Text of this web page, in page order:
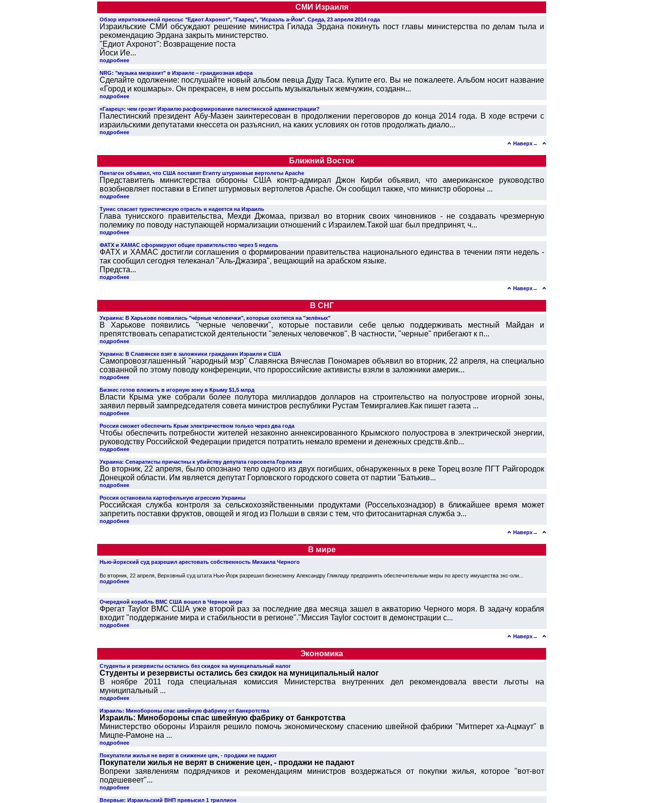
СМИ Израиля
Обзор ивритоязычной прессы: "Едиот Ахронот", "Гаарец", "Исраэль а-Йом". Среда, 23 апреля 2014 года
Израильские СМИ обсуждают решение министра Гилада Эрдана покинуть пост главы министерства по делам тыла и
рекомендацию Эрдана закрыть министерство.
"Едиот Ахронот": Возвращение поста
Йоси Ие...
подробнее
NRG: "музыка мизрахит" в Израиле – грандиозная афера
Сделайте одолжение: послушайте новый альбом певца Дуду Таса. Купите его. Вы не пожалеете. Альбом носит название
«Город и кошмары». Он прекрасен, в нем россыпь музыкальных жемчужин, созданн...
подробнее
«Гаарец»: чем грозит Израилю расформирование палестинской администрации?
Палестинский президент Абу-Мазен заинтересован в продолжении переговоров до конца 2014 года. В ходе встречи с
израильскими депутатами кнессета он разъяснил, на каких условиях он готов продолжать диало...
подробнее
Наверх→
Ближний Восток
Пентагон объявил, что США поставят Египту штурмовые вертолеты Apache
Представитель министерства обороны США контр-адмирал Джон Кирби объявил, что американское руководство
возобновляет поставки в Египет штурмовых вертолетов Apache. Он сообщил также, что министр обороны ...
подробнее
Тунис спасает туристическую отрасль и надеется на Израиль
Глава тунисского правительства, Мехди Джомаа, призвал во вторник своих чиновников - не создавать чрезмерную
полемику по поводу наступающей нормализации отношений с Израилем.Такой шаг был предпринят, ч...
подробнее
ФАТХ и ХАМАС сформируют общее правительство через 5 недель
ФАТХ и ХАМАС достигли соглашения о формировании правительства национального единства в течении пяти недель -
так сообщил сегодня телеканал "Аль-Джазира", вещающий на арабском языке.
Предста...
подробнее
Наверх→
В СНГ
Украина: В Харькове появились "чёрные человечки", которые охотятся на "зелёных"
В Харькове появились "черные человечки", которые поставили себе целью поддерживать местный Майдан и
препятствовать сепаратистской деятельности "зеленых человечков". В частности, "черные" прибегают к п...
подробнее
Украина: В Славянске взят в заложники гражданин Израиля и США
Cамопровозглашенный "народный мэр" Славянска Вячеслав Пономарев объявил во вторник, 22 апреля, на специально
созванной по этому поводу конференции, что пророссийские активисты взяли в заложники америк...
подробнее
Бизнес готов вложить в игорную зону в Крыму $1,5 млрд
Власти Крыма уже собрали более полутора миллиардов долларов на строительство на полуострове игорной зоны,
заявил первый зампредседателя совета министров республики Рустам Темиргалиев.Как пишет газета ...
подробнее
Россия сможет обеспечить Крым электричеством только через два года
Чтобы обеспечить потребности жителей незаконно аннексированного Крымского полуострова в электрической энергии,
руководству Российской Федерации придется потратить немало времени и денежных средств.&nb...
подробнее
Украина: Сепаратисты причастны к убийству депутата горсовета Горловки
Во вторник, 22 апреля, было опознано тело одного из двух погибших, обнаруженных в реке Торец возле ПГТ Райгородок
Донецкой области. Им является депутат Горловского городского совета от партии "Батькив...
подробнее
Россия остановила картофельную агрессию Украины
Российская служба контроля за сельскохозяйственными продуктами (Россельхознадзор) в ближайшее время может
запретить поставки фруктов, овощей и ягод из Польши в связи с тем, что фитосанитарная служба э...
подробнее
Наверх→
В мире
Нью-йоркский суд разрешил арестовать собственность Михаила Черного
Во вторник, 22 апреля, Верховный суд штата Нью-Йорк разрешил бизнесмену Александру Гликладу предпринять обеспечительные меры по аресту имущества экс-оли...
подробнее
Очередной корабль ВМС США вошел в Черное море
Фрегат Taylor ВМС США уже второй раз за последние два месяца зашел в акваторию Черного моря. В задачу корабля
входит "поддержание мира и стабильности в регионе"."Миссия Taylor состоит в демонстрации с...
подробнее
Наверх→
Экономика
Студенты и резервисты остались без скидок на муниципальный налог
Студенты и резервисты остались без скидок на муниципальный налог
В ноябре 2011 года специальная комиссия Министерства внутренних дел рекомендовала ввести льготы на
муниципальный ...
подробнее
Израиль: Минобороны спас швейную фабрику от банкротства
Израиль: Минобороны спас швейную фабрику от банкротства
Министерство обороны Израиля решило помочь экономическому спасению швейной фабрики "Митперет ха-Ацмаут" в
Мицпе-Рамоне на ...
подробнее
Покупатели жилья не верят в снижение цен, - продажи не падают
Покупатели жилья не верят в снижение цен, - продажи не падают
Вопреки заявлениям подрядчиков и рекомендациям министров воздержаться от покупки жилья, которое "вот-вот
подешевеет"...
подробнее
Впервые: Израильский ВНП превысил 1 триллион